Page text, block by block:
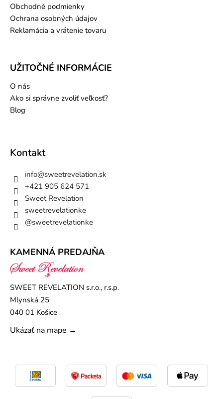
Obchodné podmienky
Ochrana osobných údajov
Reklamácia a vrátenie tovaru
UŽITOČNÉ INFORMÁCIE
O nás
Ako si správne zvoliť veľkosť?
Blog
Kontakt
info@sweetrevelation.sk
+421 905 624 571
Sweet Revelation
sweetrevelationke
@sweetrevelationke
KAMENNÁ PREDAJŇA
SWEET REVELATION s.r.o., r.s.p.
Mlynská 25
040 01 Košice
Ukázať na mape →